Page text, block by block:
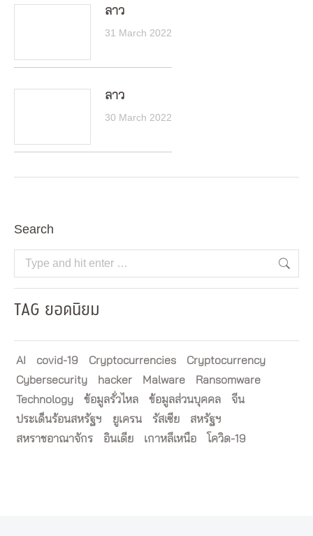
ลาว
31 March 2022
ลาว
30 March 2022
Search
Search:
TAG ยอดนิยม
AI covid-19 Cryptocurrencies
Cryptocurrency
Cybersecurity
hacker Malware
Ransomware
Technology
ข้อมูลรั่วไหล ข้อมูลส่วนบุคคล
จีน
ประเด็นร้อนสหรัฐฯ
ยูเครน รัสเซีย
สหรัฐฯ
สหราชอาณาจักร
อินเดีย เกาหลีเหนือ โควิด-19